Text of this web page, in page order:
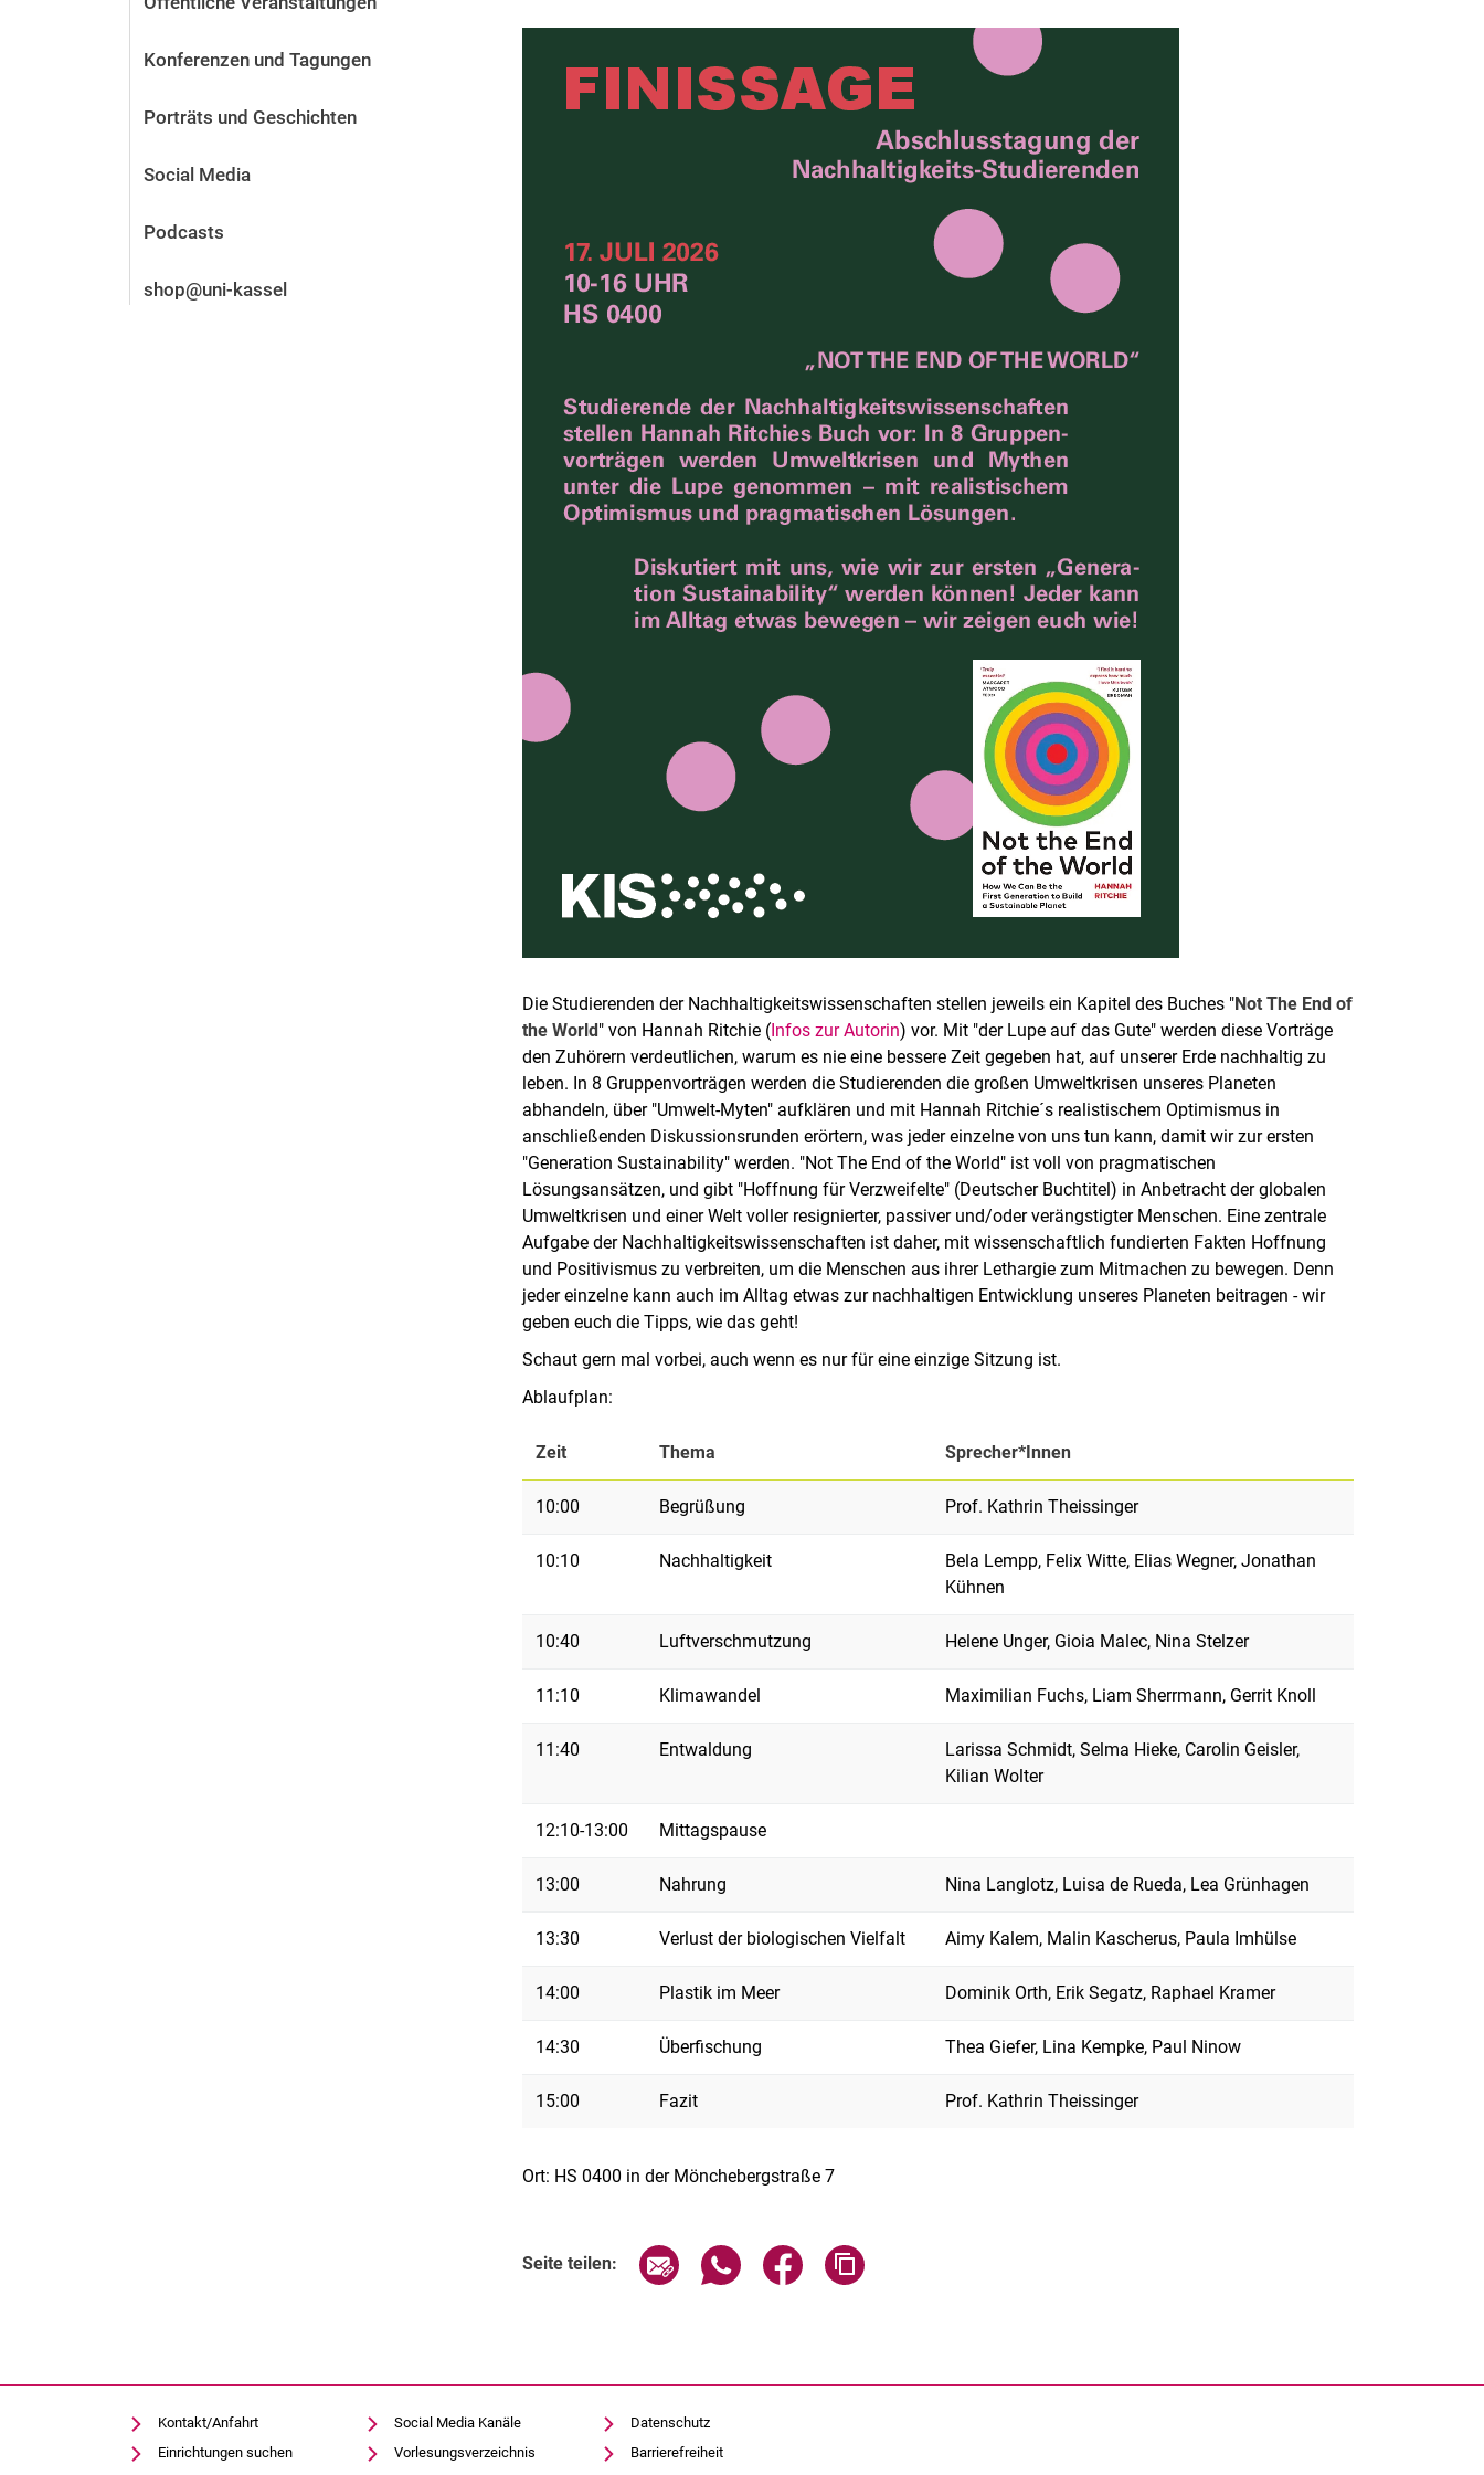
Stellenangebote
Alum­ni und Freunde
Kontakt und Standorte
Konferenzen und Tagungen
Porträts und Geschichten
Social Media
Podcasts
shop@uni-kassel
Die Studierenden der Nachhaltigkeitswissenschaften stellen jeweils ein Kapitel des Buches "Not The End of
the World" von Hannah Ritchie (Infos zur Autorin) vor. Mit "der Lupe auf das Gute" werden diese Vorträge
den Zuhörern verdeutlichen, warum es nie eine bessere Zeit gegeben hat, auf unserer Erde nachhaltig zu
leben. In 8 Gruppenvorträgen werden die Studierenden die großen Umweltkrisen unseres Planeten
abhandeln, über "Umwelt-Myten" aufklären und mit Hannah Ritchie´s realistischem Optimismus in
anschließenden Diskussionsrunden erörtern, was jeder einzelne von uns tun kann, damit wir zur ersten
"Generation Sustainability" werden. "Not The End of the World" ist voll von pragmatischen
Lösungsansätzen, und gibt "Hoffnung für Verzweifelte" (Deutscher Buchtitel) in Anbetracht der globalen
Umweltkrisen und einer Welt voller resignierter, passiver und/oder verängstigter Menschen. Eine zentrale
Aufgabe der Nachhaltigkeitswissenschaften ist daher, mit wissenschaftlich fundierten Fakten Hoffnung
und Positivismus zu verbreiten, um die Menschen aus ihrer Lethargie zum Mitmachen zu bewegen. Denn
jeder einzelne kann auch im Alltag etwas zur nachhaltigen Entwicklung unseres Planeten beitragen - wir
geben euch die Tipps, wie das geht!
Schaut gern mal vorbei, auch wenn es nur für eine einzige Sitzung ist.
Ablaufplan:
Zeit Thema Sprecher*Innen
10:00 Begrüßung Prof. Kathrin Theissinger
10:10 Nachhaltigkeit
Bela Lempp, Felix Witte, Elias Wegner, Jonathan
Kühnen
10:40 Luftverschmutzung Helene Unger, Gioia Malec, Nina Stelzer
11:10 Klimawandel Maximilian Fuchs, Liam Sherrmann, Gerrit Knoll
11:40 Entwaldung
Larissa Schmidt, Selma Hieke, Carolin Geisler,
Kilian Wolter
12:10-13:00 Mittagspause
13:00 Nahrung Nina Langlotz, Luisa de Rueda, Lea Grünhagen
13:30 Verlust der biologischen Vielfalt Aimy Kalem, Malin Kascherus, Paula Imhülse
14:00 Plastik im Meer Dominik Orth, Erik Segatz, Raphael Kramer
14:30 Überfischung Thea Giefer, Lina Kempke, Paul Ninow
15:00 Fazit Prof. Kathrin Theissinger
Ort: HS 0400 in der Mönchebergstraße 7
Seite teilen: Seite über E-Mail teilen
Seite über WhatsApp teilen (externer Link, öffnet neues Fenster)
Seite über Facebook teilen (externer Link, öffnet neues Fenster)
Kontakt/Anfahrt
Einrichtungen suchen
Social Media Kanäle
Vorlesungsverzeichnis
Datenschutz
Barrierefreiheit